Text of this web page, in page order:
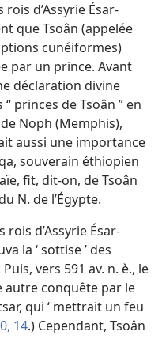
d’Assyrie Ésar-
que Tsoân (appelée
cunéiformes)
par un prince. Avant
déclaration divine
princes de Tsoân ” en
Noph (Memphis),
aussi une importance
souverain éthiopien
fit, dit-on, de Tsoân
N. de l’Égypte.
rois d’Assyrie Ésar-
la ‘ sottise ’ des
Puis, vers 591 av. n. è., le
autre conquête par le
qui ‘ mettrait un feu
14.) Cependant, Tsoân